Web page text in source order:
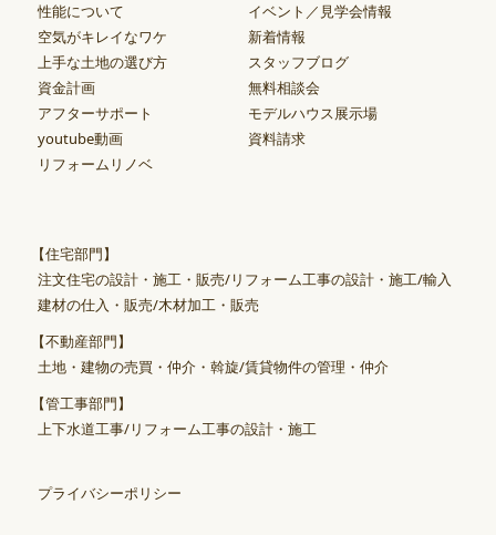
性能について
空気がキレイなワケ
上手な土地の選び方
資金計画
アフターサポート
youtube動画
リフォームリノベ
イベント／見学会情報
新着情報
スタッフブログ
無料相談会
モデルハウス展示場
資料請求
【住宅部門】
注文住宅の設計・施工・販売/リフォーム工事の設計・施工/輸入
建材の仕入・販売/木材加工・販売
【不動産部門】
土地・建物の売買・仲介・斡旋/賃貸物件の管理・仲介
【管工事部門】
上下水道工事/リフォーム工事の設計・施工
プライバシーポリシー